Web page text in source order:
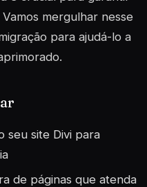
mergulhar nesse
para ajudá-lo a
seu site Divi para
de páginas que atenda